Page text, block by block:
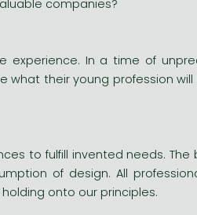
companies?
experience. In a time of
what their young profession
to fulfill invented needs. The
of design. All
onto our principles.